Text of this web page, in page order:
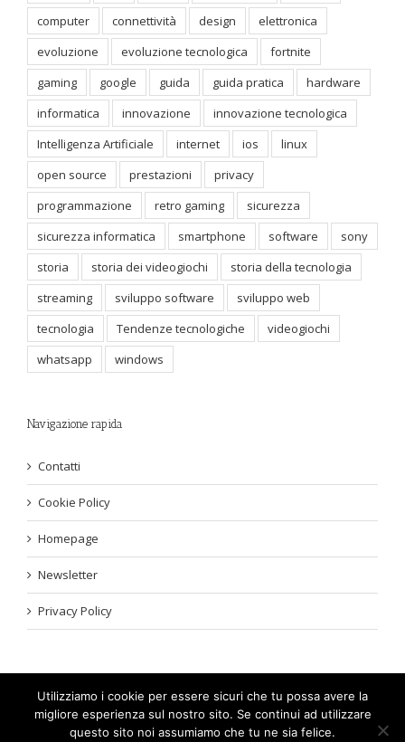
computer
connettività design
elettronica
evoluzione
evoluzione tecnologica
fortnite
gaming
google guida guida pratica
hardware
informatica
innovazione
innovazione tecnologica
Intelligenza Artificiale
internet ios
linux
open source
prestazioni
privacy
programmazione
retro gaming
sicurezza
sicurezza informatica
smartphone software
sony
storia
storia dei videogiochi
storia della tecnologia
streaming
sviluppo software
sviluppo web
tecnologia
Tendenze tecnologiche
videogiochi
whatsapp
windows
Navigazione rapida
Contatti
Cookie Policy
Homepage
Newsletter
Privacy Policy
2017-2023 - GuideGeek.net. Leggi laPrivacy Policy. LawPlatinum Srls
Utilizziamo i cookie per essere sicuri che tu possa avere la
migliore esperienza sul nostro sito. Se continui ad utilizzare
questo sito noi assumiamo che tu ne sia felice.